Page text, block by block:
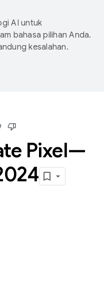
AI untuk
bahasa pilihan Anda.
kesalahan.
Pixel—